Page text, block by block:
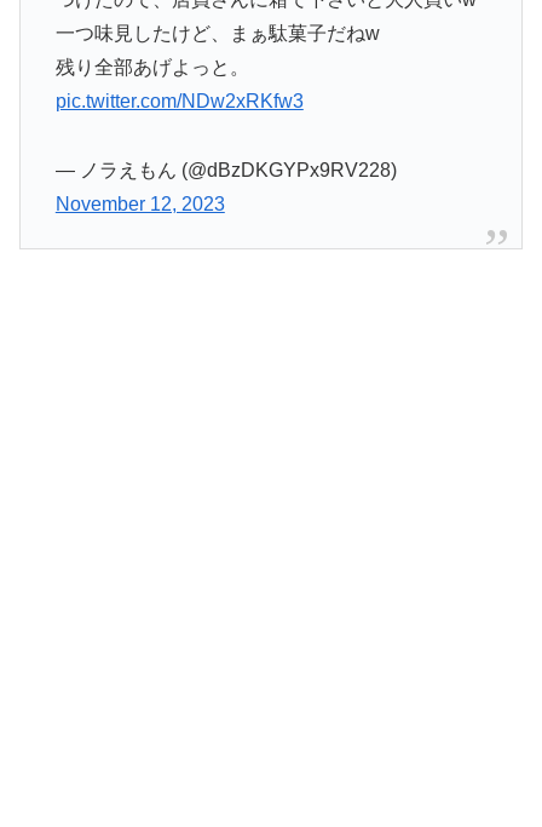
一つ味見したけど、まぁ駄菓子だねw
残り全部あげよっと。
pic.twitter.com/NDw2xRKfw3
— ノラえもん (@dBzDKGYPx9RV228)
November 12, 2023